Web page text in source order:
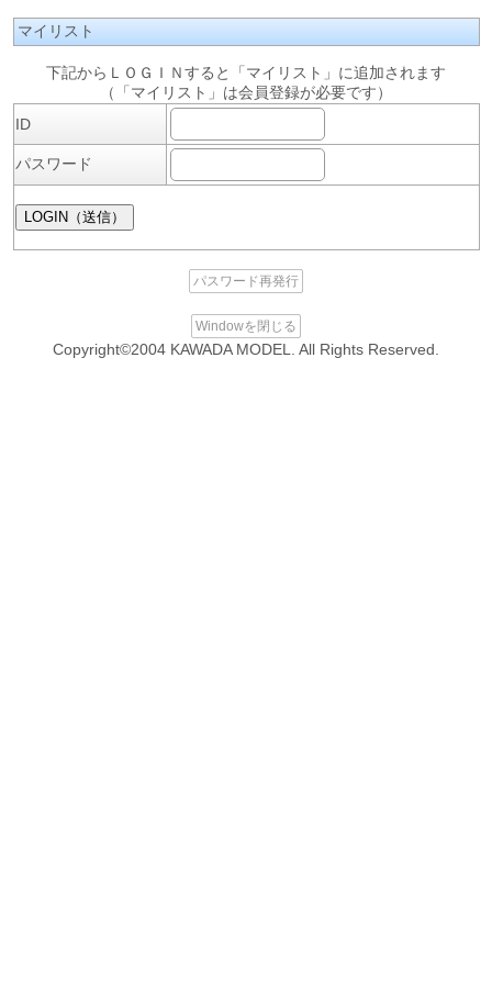
マイリスト
下記からＬＯＧＩＮすると「マイリスト」に追加されます
（「マイリスト」は会員登録が必要です）
ID
パスワード
パスワード再発行
Windowを閉じる
Copyright©2004 KAWADA MODEL. All Rights Reserved.